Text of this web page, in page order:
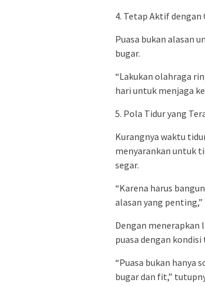
4. Tetap Aktif dengan
Puasa bukan alasan
bugar.
“Lakukan olahraga
hari untuk menjaga
5. Pola Tidur yang
Kurangnya waktu
menyarankan untuk
segar.
“Karena harus
alasan yang penting,”
Dengan menerapkan
puasa dengan
“Puasa bukan hanya
bugar dan fit,”